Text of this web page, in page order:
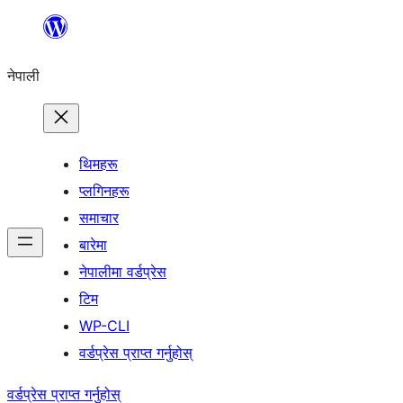
सामग्रीमा
नेपाली
थिमहरू
प्लगिनहरू
समाचार
बारेमा
नेपालीमा वर्डप्रेस
टिम
WP-CLI
वर्डप्रेस प्राप्त गर्नुहोस्
वर्डप्रेस प्राप्त गर्नुहोस्